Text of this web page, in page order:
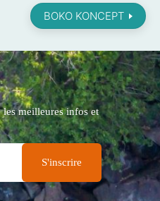
BOKO KONCEPT
meilleures infos et